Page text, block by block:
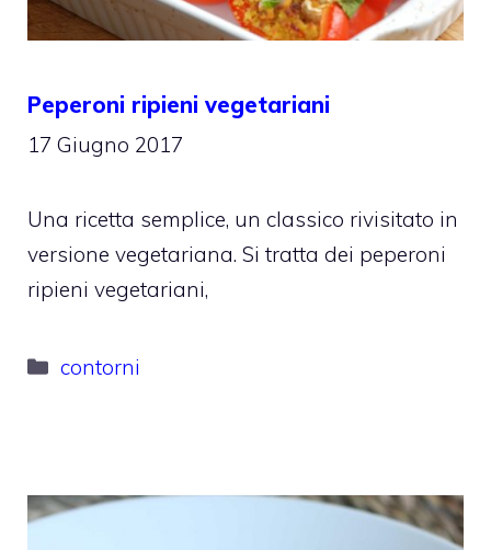
Peperoni ripieni vegetariani
17 Giugno 2017
Una ricetta semplice, un classico rivisitato in
versione vegetariana. Si tratta dei peperoni
ripieni vegetariani,
Categorie
contorni